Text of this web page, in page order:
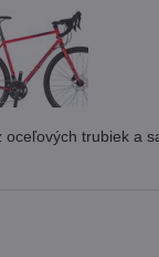
trubiek a